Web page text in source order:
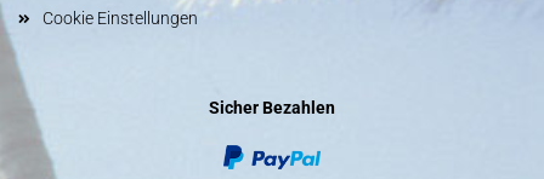
Cookie Einstellungen
Sicher Bezahlen